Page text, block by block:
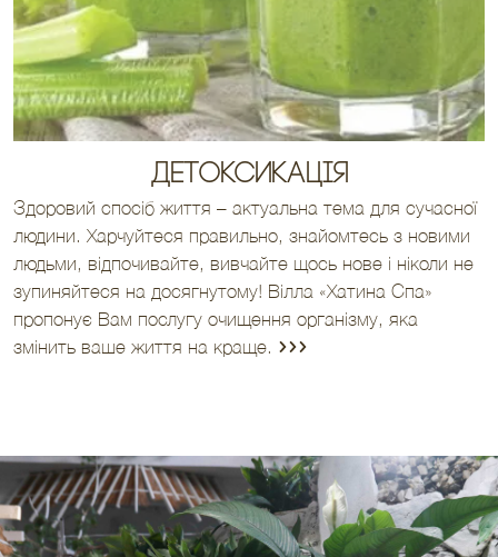
Детоксикація
Здоровий спосіб життя – актуальна тема для сучасної
людини. Харчуйтеся правильно, знайомтесь з новими
людьми, відпочивайте, вивчайте щось нове і ніколи не
зупиняйтеся на досягнутому! Вілла «Хатина Спа»
пропонує Вам послугу очищення організму, яка
змінить ваше життя на краще.